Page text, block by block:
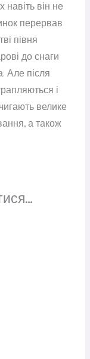
навіть він не
перервав
півня
до снаги
Але після
і
велике
а також